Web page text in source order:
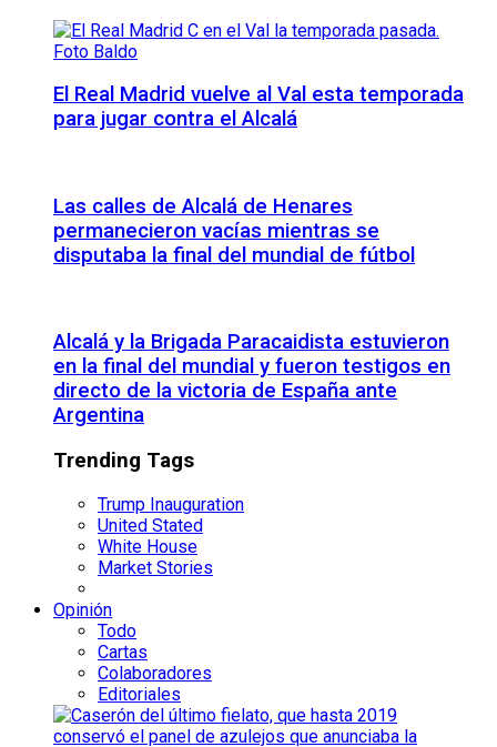
El Real Madrid vuelve al Val esta temporada
para jugar contra el Alcalá
Las calles de Alcalá de Henares
permanecieron vacías mientras se
disputaba la final del mundial de fútbol
Alcalá y la Brigada Paracaidista estuvieron
en la final del mundial y fueron testigos en
directo de la victoria de España ante
Argentina
Trending Tags
Trump Inauguration
United Stated
White House
Market Stories
Opinión
Todo
Cartas
Colaboradores
Editoriales